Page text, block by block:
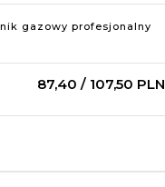
gazowy profesjonalny
87,40 / 107,50 PLN